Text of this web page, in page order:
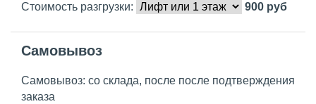
Стоимость разгрузки:
900 руб
Самовывоз
Самовывоз: со склада, после после подтверждения
заказа